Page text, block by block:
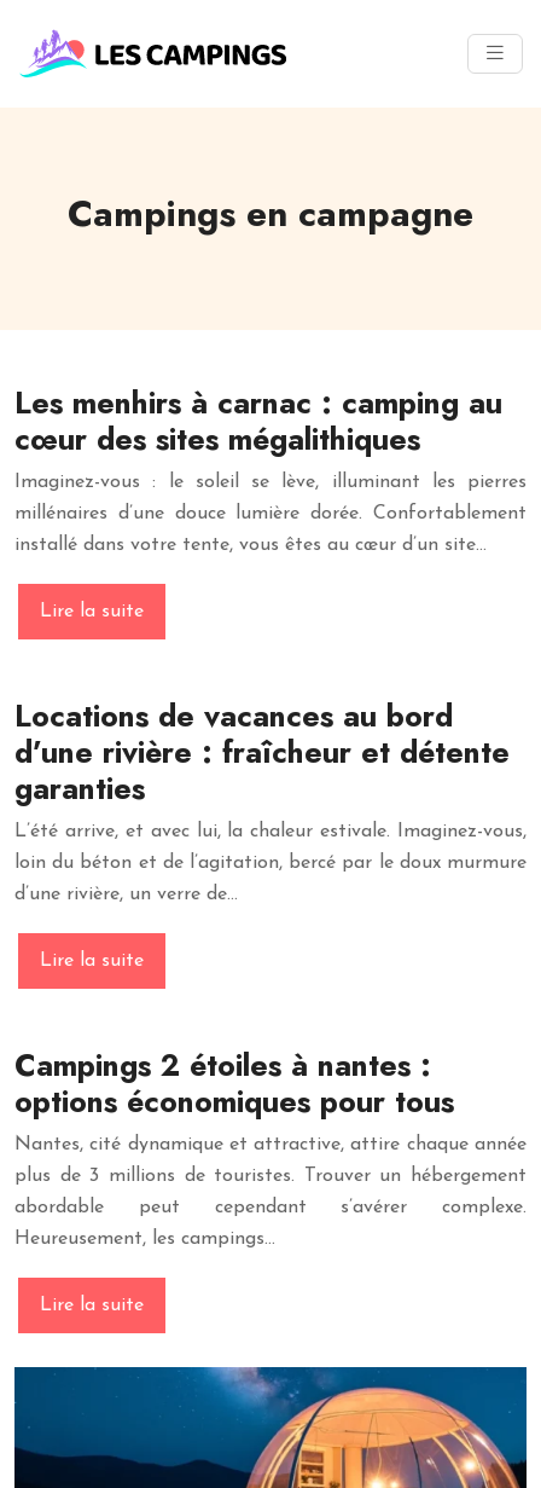
Campings en campagne
Les menhirs à carnac : camping au
cœur des sites mégalithiques
Imaginez-vous : le soleil se lève, illuminant les pierres
millénaires d’une douce lumière dorée. Confortablement
installé dans votre tente, vous êtes au cœur d’un site…
Lire la suite
Locations de vacances au bord
d’une rivière : fraîcheur et détente
garanties
L’été arrive, et avec lui, la chaleur estivale. Imaginez-vous,
loin du béton et de l’agitation, bercé par le doux murmure
d’une rivière, un verre de…
Lire la suite
Campings 2 étoiles à nantes :
options économiques pour tous
Nantes, cité dynamique et attractive, attire chaque année
plus de 3 millions de touristes. Trouver un hébergement
abordable peut cependant s’avérer complexe.
Heureusement, les campings…
Lire la suite